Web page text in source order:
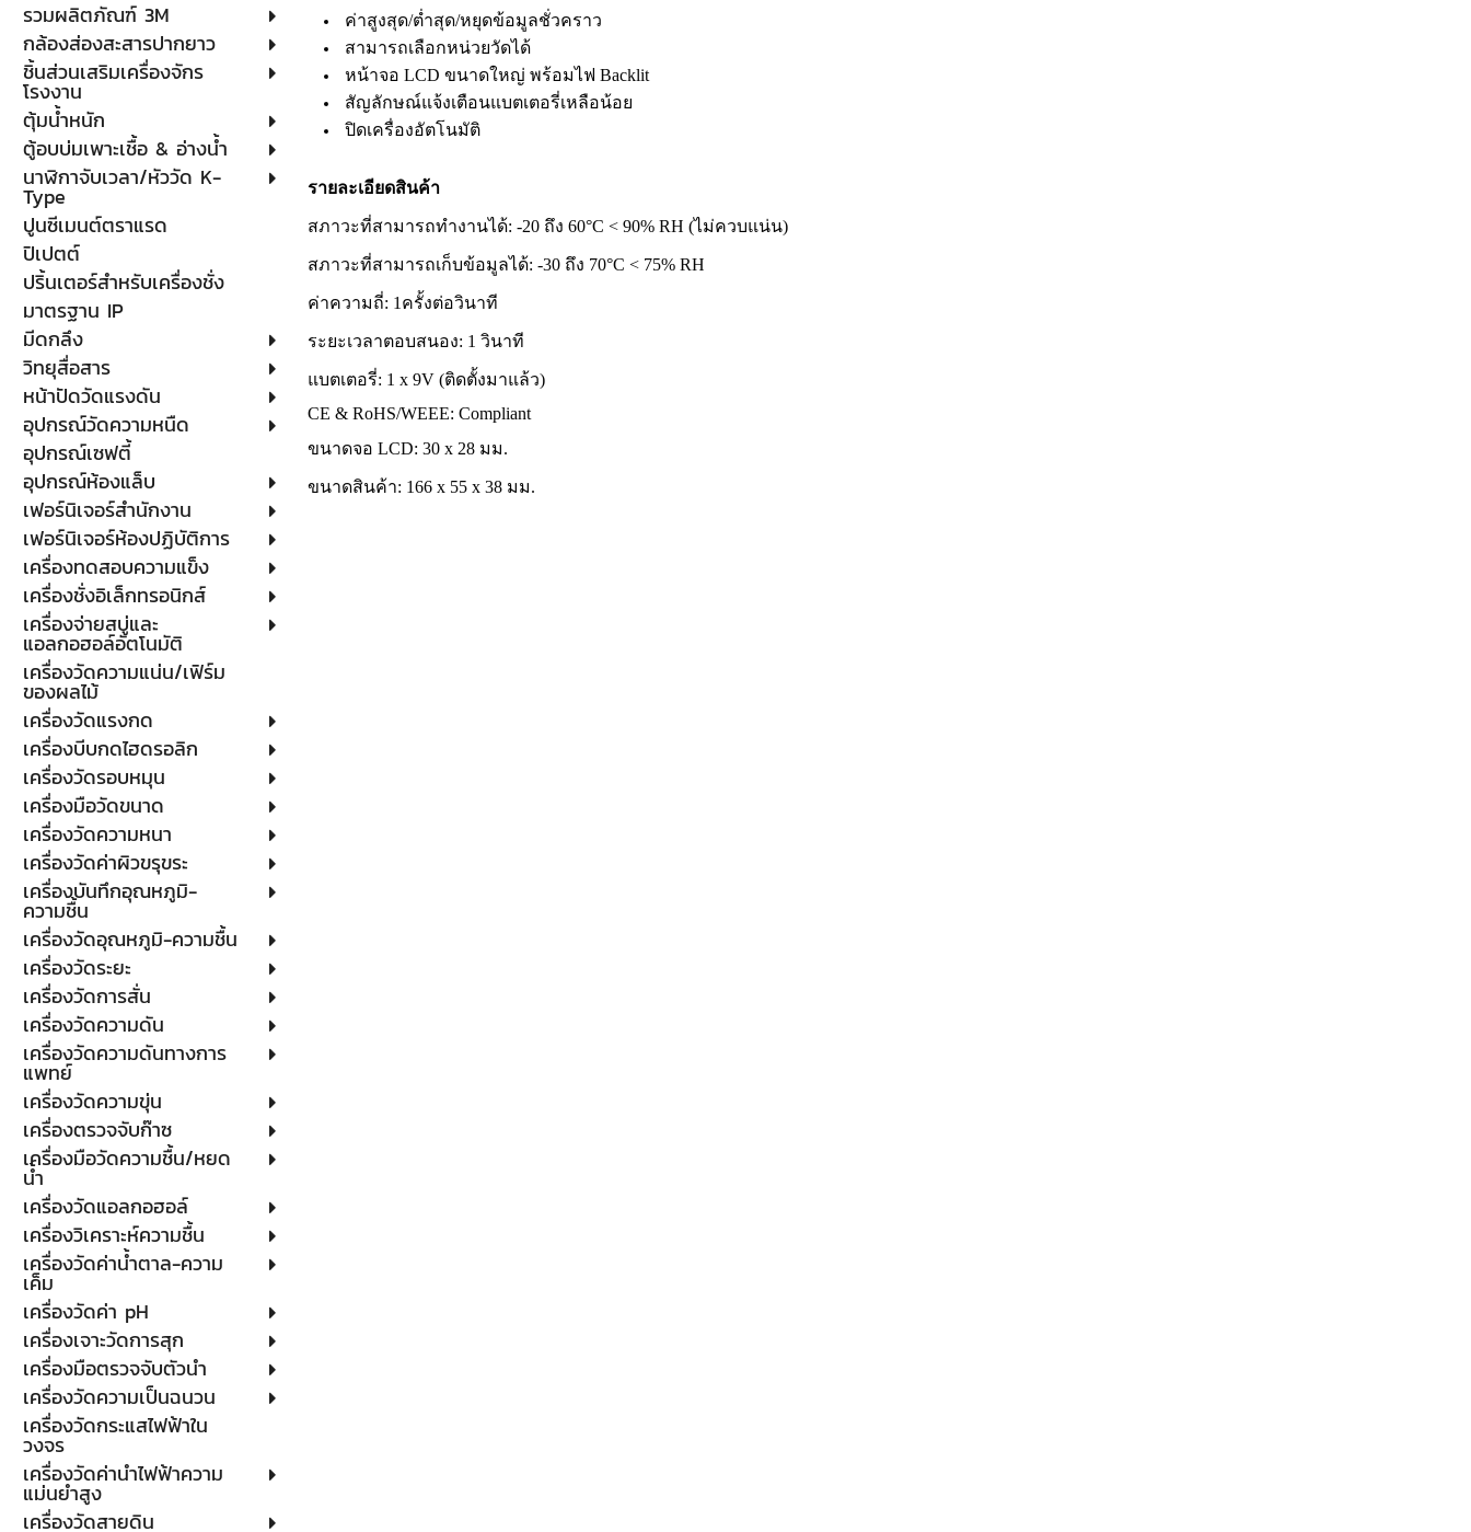
รวมผลิตภัณฑ์ 3M
กล้องส่องสะสารปากยาว
ชิ้นส่วนเสริมเครื่องจักร
โรงงาน
ตุ้มน้ำหนัก
ตู้อบบ่มเพาะเชื้อ & อ่างน้ำ
นาฬิกาจับเวลา/หัววัด K-
Type
ปูนซีเมนต์ตราแรด
ปิเปตต์
ปริ้นเตอร์สำหรับเครื่องชั่ง
มาตรฐาน IP
มีดกลึง
วิทยุสื่อสาร
หน้าปัดวัดแรงดัน
อุปกรณ์วัดความหนืด
อุปกรณ์เซฟตี้
อุปกรณ์ห้องแล็บ
เฟอร์นิเจอร์สำนักงาน
เฟอร์นิเจอร์ห้องปฏิบัติการ
เครื่องทดสอบความแข็ง
เครื่องชั่งอิเล็กทรอนิกส์
เครื่องจ่ายสบู่และ
แอลกอฮอล์อัตโนมัติ
เครื่องวัดความแน่น/เฟิร์ม
ของผลไม้
เครื่องวัดแรงกด
เครื่องบีบกดไฮดรอลิก
เครื่องวัดรอบหมุน
เครื่องมือวัดขนาด
เครื่องวัดความหนา
เครื่องวัดค่าผิวขรุขระ
เครื่องบันทึกอุณหภูมิ-
ความชื้น
เครื่องวัดอุณหภูมิ-ความชื้น
เครื่องวัดระยะ
เครื่องวัดการสั่น
เครื่องวัดความดัน
เครื่องวัดความดันทางการ
แพทย์
เครื่องวัดความขุ่น
เครื่องตรวจจับก๊าซ
เครื่องมือวัดความชื้น/หยด
น้ำ
เครื่องวัดแอลกอฮอล์
เครื่องวิเคราะห์ความชื้น
เครื่องวัดค่าน้ำตาล-ความ
เค็ม
เครื่องวัดค่า pH
เครื่องเจาะวัดการสุก
เครื่องมือตรวจจับตัวนำ
เครื่องวัดความเป็นฉนวน
เครื่องวัดกระแสไฟฟ้าใน
วงจร
เครื่องวัดค่านำไฟฟ้าความ
แม่นยำสูง
เครื่องวัดสายดิน
ค่าสูงสุด/ต่ำสุด/หยุดข้อมูลชั่วคราว
สามารถเลือกหน่วยวัดได้
หน้าจอ LCD ขนาดใหญ่ พร้อมไฟ Backlit
สัญลักษณ์แจ้งเตือนแบตเตอรี่เหลือน้อย
ปิดเครื่องอัตโนมัติ
รายละเอียดสินค้า
สภาวะที่สามารถทำงานได้: -20 ถึง 60°C < 90% RH (ไม่ควบแน่น)
สภาวะที่สามารถเก็บข้อมูลได้: -30 ถึง 70°C < 75% RH
ค่าความถี่: 1ครั้งต่อวินาที
ระยะเวลาตอบสนอง: 1 วินาที
แบตเตอรี่: 1 x 9V (ติดตั้งมาแล้ว)
CE & RoHS/WEEE: Compliant
ขนาดจอ LCD: 30 x 28 มม.
ขนาดสินค้า: 166 x 55 x 38 มม.